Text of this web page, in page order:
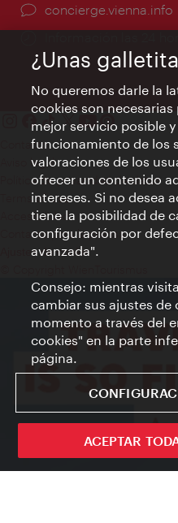
concierge.vienna.info
Contacto
Aviso legal
Política de privacidad de datos
Terms of Use
Accesibilidad
Contacto para la prensa
Ajustes de cookie
¿Unas
No queremos darle la
cookies son
mejor servicio posible
funcionamiento de los
valoraciones de los
ofrecer un contenido
intereses. Si no desea
tiene la posibilidad de
configuración por
avanzada".
Consejo: mientras
cambiar sus ajustes de
momento a través del
cookies" en la parte
página.
ACEPTAR